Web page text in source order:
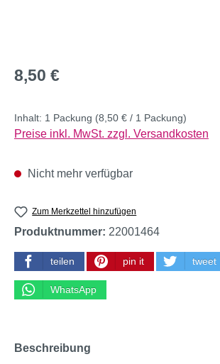
Regulärer Preis:
8,50 €
Inhalt: 1 Packung (8,50 € / 1 Packung)
Preise inkl. MwSt. zzgl. Versandkosten
Nicht mehr verfügbar
Zum Merkzettel hinzufügen
Produktnummer: 22001464
teilen pin it tweet
WhatsApp
Beschreibung